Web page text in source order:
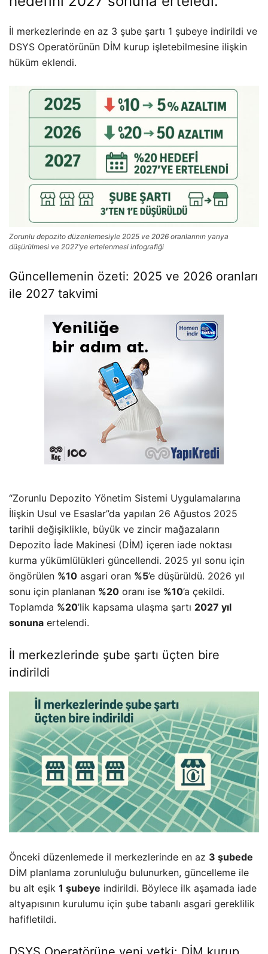
İl merkezlerinde en az 3 şube şartı 1 şubeye indirildi ve
DSYS Operatörünün DİM kurup işletebilmesine ilişkin
hüküm eklendi.
Zorunlu depozito düzenlemesiyle 2025 ve 2026 oranlarının yarıya
düşürülmesi ve 2027’ye ertelenmesi infografiği
Güncellemenin özeti: 2025 ve 2026 oranları
ile 2027 takvimi
“Zorunlu Depozito Yönetim Sistemi Uygulamalarına
İlişkin Usul ve Esaslar”da yapılan 26 Ağustos 2025
tarihli değişiklikle, büyük ve zincir mağazaların
Depozito İade Makinesi (DİM) içeren iade noktası
kurma yükümlülükleri güncellendi. 2025 yıl sonu için
öngörülen %10 asgari oran %5’e düşürüldü. 2026 yıl
sonu için planlanan %20 oranı ise %10’a çekildi.
Toplamda %20’lik kapsama ulaşma şartı 2027 yıl
sonuna ertelendi.
İl merkezlerinde şube şartı üçten bire
indirildi
Önceki düzenlemede il merkezlerinde en az 3 şubede
DİM planlama zorunluluğu bulunurken, güncelleme ile
bu alt eşik 1 şubeye indirildi. Böylece ilk aşamada iade
altyapısının kurulumu için şube tabanlı asgari gereklilik
hafifletildi.